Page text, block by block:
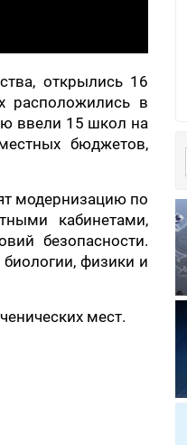
открылись 16
расположились в
ввели 15 школ на
бюджетов,
модернизацию по
кабинетами,
безопасности.
биологии, физики и
мест.